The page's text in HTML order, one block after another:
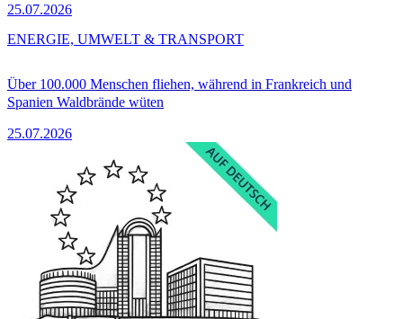
25.07.2026
Über 100.000 Menschen fliehen, während in Frankreich und
Spanien Waldbrände wüten
25.07.2026
ENERGIE, UMWELT & TRANSPORT